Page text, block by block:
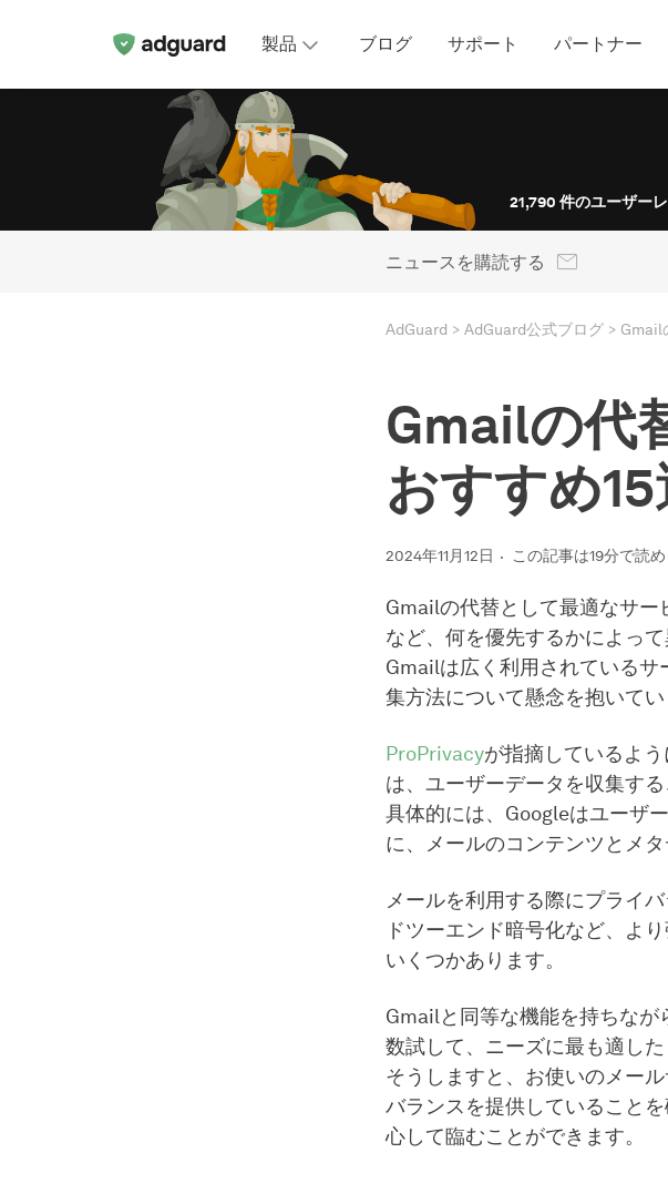
製品 ブログ サポート パートナー
21,790 件のユーザー
ニュースを購読する
AdGuard AdGuard公式ブログ Gmail
Gmailの代
おすすめ
2024年11月12日 この記事は19分で読
Gmailの代替として最適なサー
など、何を優先するかによって
Gmailは広く利用されている
集方法について懸念を抱いてい
ProPrivacyが指摘しているよ
は、ユーザーデータを収集す
具体的には、Googleはユーザ
に、メールのコンテンツとメ
メールを利用する際にプライ
ドツーエンド暗号化など、よ
いくつかあります。
Gmailと同等な機能を持ちな
数試して、ニーズに最も適し
そうしますと、お使いのメー
バランスを提供していること
心して臨むことができます。